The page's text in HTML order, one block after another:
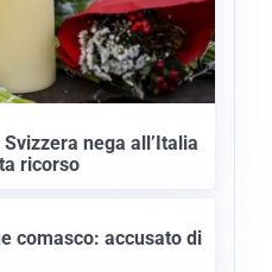
nega all’Italia
ricorso
comasco: accusato di